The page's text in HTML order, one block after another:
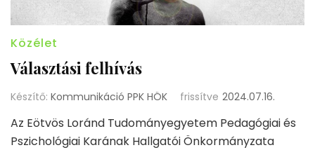
Közélet
Választási felhívás
Készítő: Kommunikáció PPK HÖK frissítve 2024.07.16.
Az Eötvös Loránd Tudományegyetem Pedagógiai és
Pszichológiai Karának Hallgatói Önkormányzata